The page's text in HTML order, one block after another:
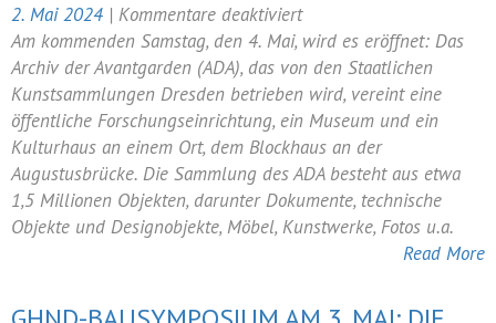
2. Mai 2024 | Kommentare deaktiviertfür
Neustädter
Markt:
Archiv
der
Avantgarden
wird
am
Samstag
Am kommenden Samstag, den 4. Mai, wird es eröffnet: Das
Archiv der Avantgarden (ADA), das von den Staatlichen
Kunstsammlungen Dresden betrieben wird, vereint eine
öffentliche Forschungseinrichtung, ein Museum und ein
Kulturhaus an einem Ort, dem Blockhaus an der
Augustusbrücke. Die Sammlung des ADA besteht aus etwa
1,5 Millionen Objekten, darunter Dokumente, technische
Objekte und Designobjekte, Möbel, Kunstwerke, Fotos u.a.
Read More